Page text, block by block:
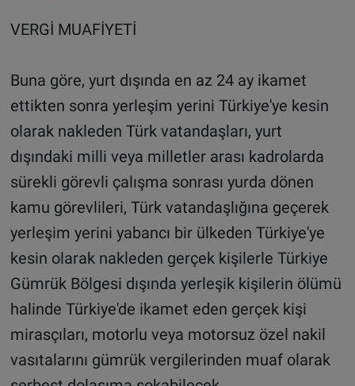
VERGİ MUAFİYETİ
Buna göre, yurt dışında en az 24 ay ikamet
ettikten sonra yerleşim yerini Türkiye'ye kesin
olarak nakleden Türk vatandaşları, yurt
dışındaki milli veya milletler arası kadrolarda
sürekli görevli çalışma sonrası yurda dönen
kamu görevlileri, Türk vatandaşlığına geçerek
yerleşim yerini yabancı bir ülkeden Türkiye'ye
kesin olarak nakleden gerçek kişilerle Türkiye
Gümrük Bölgesi dışında yerleşik kişilerin ölümü
halinde Türkiye'de ikamet eden gerçek kişi
mirasçıları, motorlu veya motorsuz özel nakil
vasıtalarını gümrük vergilerinden muaf olarak